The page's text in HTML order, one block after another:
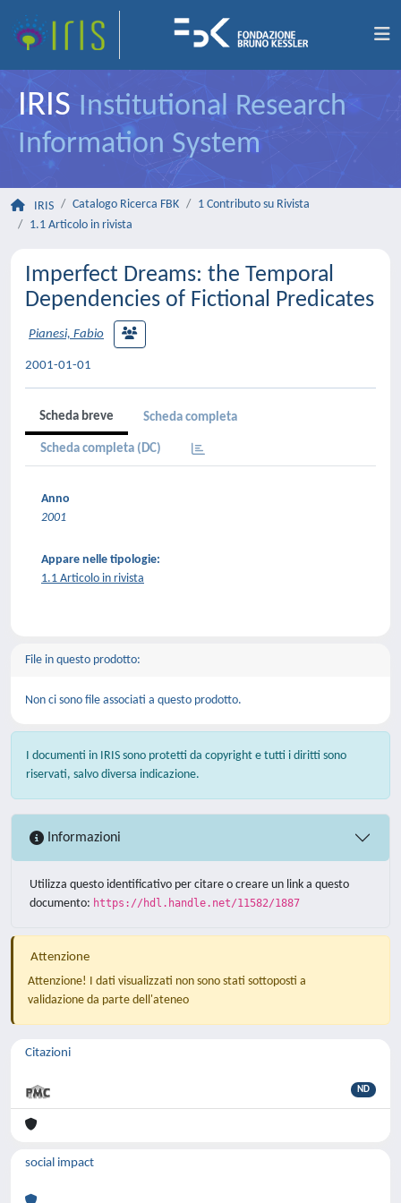
IRIS Institutional Research
Information System
IRIS Catalogo Ricerca FBK
1 Contributo su Rivista
1.1 Articolo in rivista
Imperfect Dreams: the Temporal
Dependencies of Fictional Predicates
Pianesi, Fabio
2001-01-01
Scheda breve Scheda completa
Scheda completa (DC)
Anno
2001
Appare nelle tipologie:
1.1 Articolo in rivista
File in questo prodotto:
Non ci sono file associati a questo prodotto.
I documenti in IRIS sono protetti da copyright e tutti i diritti sono
riservati, salvo diversa indicazione.
Informazioni
Utilizza questo identificativo per citare o creare un link a questo
documento: https://hdl.handle.net/11582/1887
Attenzione
Attenzione! I dati visualizzati non sono stati sottoposti a
validazione da parte dell'ateneo
Citazioni
ND
social impact